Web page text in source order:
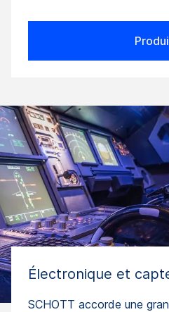
Électronique et
SCHOTT accorde une